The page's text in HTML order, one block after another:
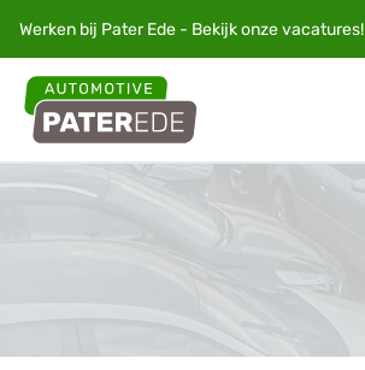
Werken bij Pater Ede - Bekijk onzevacatures!